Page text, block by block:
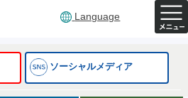
Language
ソーシャルメディア